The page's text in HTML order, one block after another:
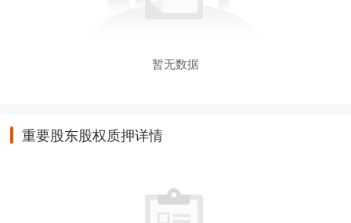
暂无数据
重要股东股权质押详情